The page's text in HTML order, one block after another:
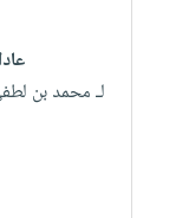
لـ محمد بن